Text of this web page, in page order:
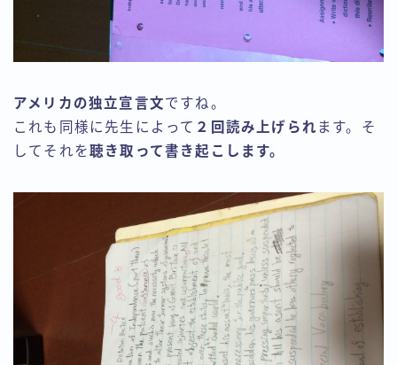
アメリカの独立宣言文ですね。
これも同様に先生によって ２回読み上げられ ます。そ
してそれを聴き取って書き起こします。